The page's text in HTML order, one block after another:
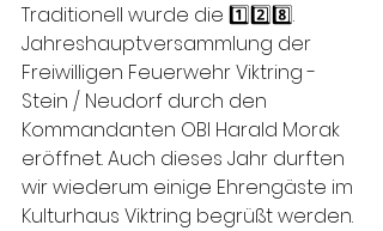
Traditionell wurde die 1️⃣2️⃣8️⃣.
Jahreshauptversammlung der
Freiwilligen Feuerwehr Viktring -
Stein / Neudorf durch den
Kommandanten OBI Harald Morak
eröffnet. Auch dieses Jahr durften
wir wiederum einige Ehrengäste im
Kulturhaus Viktring begrüßt werden.